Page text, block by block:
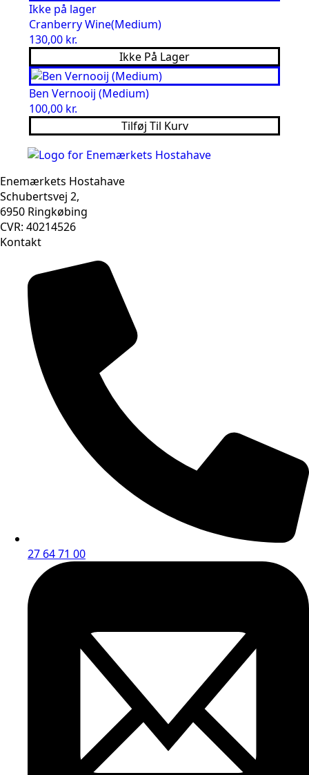
Ikke på lager
Cranberry Wine(Medium)
130,00 kr.
Ikke På Lager
Ben Vernooij (Medium)
100,00 kr.
Tilføj Til Kurv
Enemærkets Hostahave
Schubertsvej 2,
6950 Ringkøbing
CVR: 40214526
Kontakt
27 64 71 00